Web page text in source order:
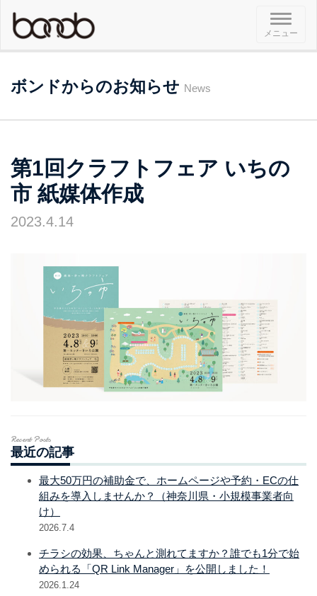
メ
ニ
ュ
メニュー
ボンドからのお知らせ News
第1回クラフトフェア いちの
市 紙媒体作成
2023.4.14
Recent Posts
最近の記事
最大50万円の補助金で、ホームページや予約・ECの仕
組みを導入しませんか？（神奈川県・小規模事業者向
け）
2026.7.4
チラシの効果、ちゃんと測れてますか？誰でも1分で始
められる「QR Link Manager」を公開しました！
2026.1.24